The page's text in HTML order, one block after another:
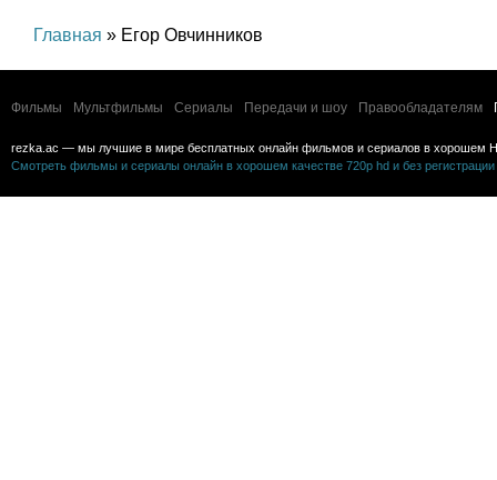
Главная » Егор Овчинников
Фильмы Мультфильмы Сериалы Передачи и шоу Правообладателям
rezka.ac — мы лучшие в мире бесплатных онлайн фильмов и сериалов в хорошем
Смотреть фильмы и сериалы онлайн в хорошем качестве 720p hd и без